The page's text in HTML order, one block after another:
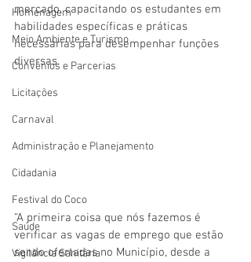
Homenagem
Meio Ambiente e Turismo
Convênios e Parcerias
Licitações
Carnaval
Administração e Planejamento
Cidadania
Festival do Coco
Saúde
Vigilãncia Sanitária
mercado, capacitando os estudantes em
habilidades específicas e práticas
necessárias para desempenhar funções
diversas.
“A primeira coisa que nós fazemos é
verificar as vagas de emprego que estão
sendo ofertadas no Município, desde a